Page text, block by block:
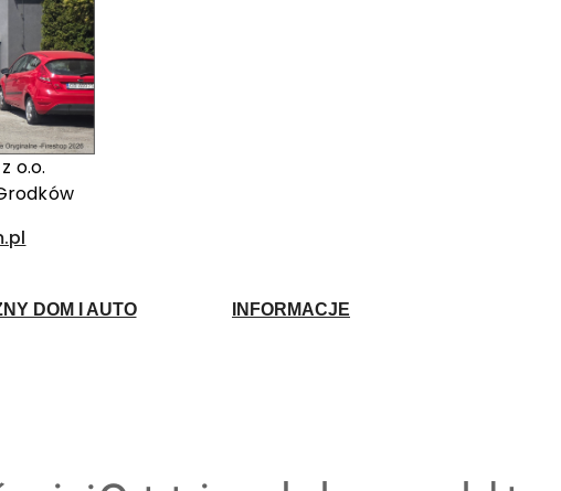
o.o.
DOM I AUTO INFORMACJE